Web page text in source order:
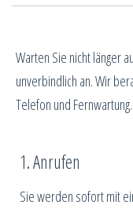
Warten Sie nicht länger
unverbindlich an. Wir
Telefon und Fernwartung.
1. Anrufen
Sie werden sofort mit